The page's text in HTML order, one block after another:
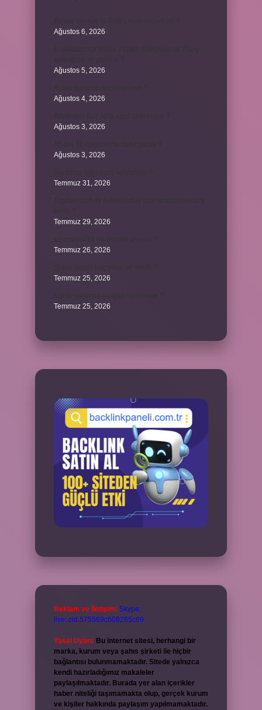
Ağustos 6, 2026
Ağustos 5, 2026
Ağustos 4, 2026
Ağustos 3, 2026
Ağustos 3, 2026
Temmuz 31, 2026
Temmuz 29, 2026
Temmuz 26, 2026
Temmuz 25, 2026
Temmuz 25, 2026
Reklam ve İletişim: Skype:
live:.cid.575569c608265c69
Yasal Uyarı: Bu internet sitesi, herhangi bir
marka, kurum veya şahıs şirketi ile hiçbir
bağlantısı bulunmamaktadır. Sitede yalnızca
kendi hazırladığımız makaleler
paylaşılmaktadır. Burada yer alan içerikler
haber niteliği taşımamakta olup, gerçek kurum
ve kişiler hakkında paylaşım yapılmamaktadır.